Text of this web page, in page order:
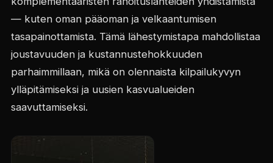
— kuten oman pääoman ja velkaantumisen
tasapainottamista. Tämä lähestymistapa mahdollistaa
joustavuuden ja kustannustehokkuuden
parhaimmillaan, mikä on olennaista kilpailukyvyn
ylläpitämiseksi ja uusien kasvualueiden
saavuttamiseksi.